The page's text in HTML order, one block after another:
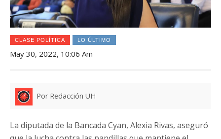
CLASE POLÍTICA LO ÚLTIMO
May 30, 2022, 10:06 Am
Por Redacción UH
La diputada de la Bancada Cyan, Alexia Rivas, aseguró